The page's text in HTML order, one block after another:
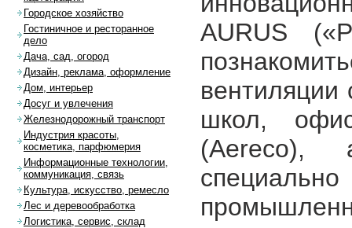
AURUS
вентиляции
школ,
(Aereco),
Городское хозяйство
Гостиничное и ресторанное
дело
Дача, сад, огород
Дизайн, реклама, оформление
Дом, интерьер
Досуг и увлечения
Железнодорожный транспорт
Индустрия красоты,
косметика, парфюмерия
Информационные технологии,
коммуникация, связь
Культура, искусство, ремесло
Лес и деревообработка
Логистика, сервис, склад